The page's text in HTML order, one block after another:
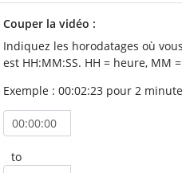
Couper la vidéo :
Indiquez les horodatages où
est HH:MM:SS. HH = heure, MM
Exemple : 00:02:23 pour 2
to